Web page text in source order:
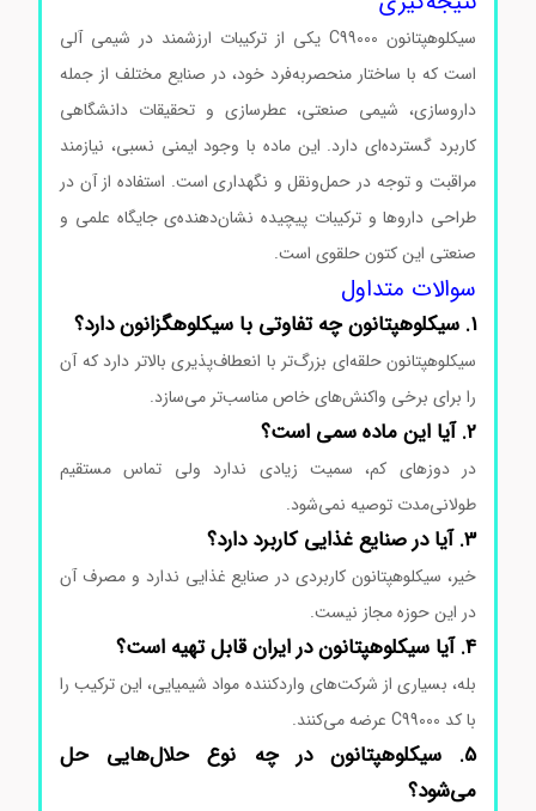
سیکلوهپتانون C99000 یکی از ترکیبات ارزشمند در شیمی آلی
است که با ساختار منحصربه‌فرد خود، در صنایع مختلف از جمله
داروسازی، شیمی صنعتی، عطرسازی و تحقیقات دانشگاهی
کاربرد گسترده‌ای دارد. این ماده با وجود ایمنی نسبی، نیازمند
مراقبت و توجه در حمل‌ونقل و نگهداری است. استفاده از آن در
طراحی داروها و ترکیبات پیچیده نشان‌دهنده‌ی جایگاه علمی و
صنعتی این کتون حلقوی است.
سوالات متداول
سیکلوهپتانون حلقه‌ای بزرگ‌تر با انعطاف‌پذیری بالاتر دارد که آن
را برای برخی واکنش‌های خاص مناسب‌تر می‌سازد.
در دوزهای کم، سمیت زیادی ندارد ولی تماس مستقیم
طولانی‌مدت توصیه نمی‌شود.
خیر، سیکلوهپتانون کاربردی در صنایع غذایی ندارد و مصرف آن
در این حوزه مجاز نیست.
بله، بسیاری از شرکت‌های واردکننده مواد شیمیایی، این ترکیب را
با کد C99000 عرضه می‌کنند.
5. سیکلوهپتانون در چه نوع حلال‌هایی حل
می‌شود؟